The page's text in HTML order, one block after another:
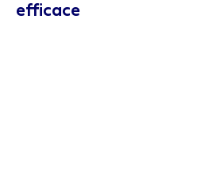
efficace